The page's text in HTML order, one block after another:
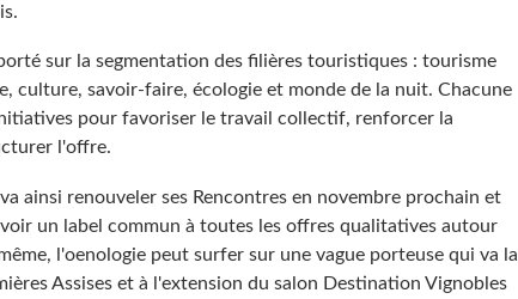
sur la segmentation des filières touristiques : tourisme
culture, savoir-faire, écologie et monde de la nuit. Chacune
pour favoriser le travail collectif, renforcer la
l'offre.
ainsi renouveler ses Rencontres en novembre prochain et
un label commun à toutes les offres qualitatives autour
l'oenologie peut surfer sur une vague porteuse qui va la
Assises et à l'extension du salon Destination Vignobles